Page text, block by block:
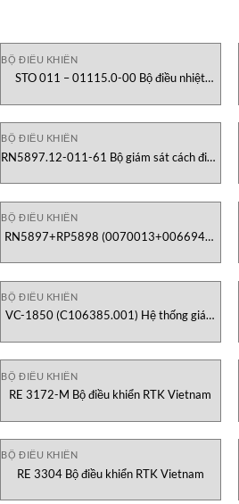
BỘ ĐIỀU KHIỂN
STO 011 – 01115.0-00 Bộ điều nhiệt
BỘ ĐIỀU KHIỂN
RN5897.12-011-61 Bộ giám sát cách điện
BỘ ĐIỀU KHIỂN
RN5897+RP5898 (0070013+0066944)
Vietnam
BỘ ĐIỀU KHIỂN
VC-1850 (C106385.001) Hệ thống giám
BỘ ĐIỀU KHIỂN
RE 3172-M Bộ điều khiển RTK Vietnam
BỘ ĐIỀU KHIỂN
RE 3304 Bộ điều khiển RTK Vietnam